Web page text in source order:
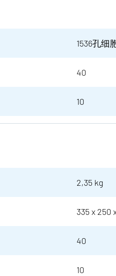
1536孔细
40
10
2,35 kg
335 x 250
40
10